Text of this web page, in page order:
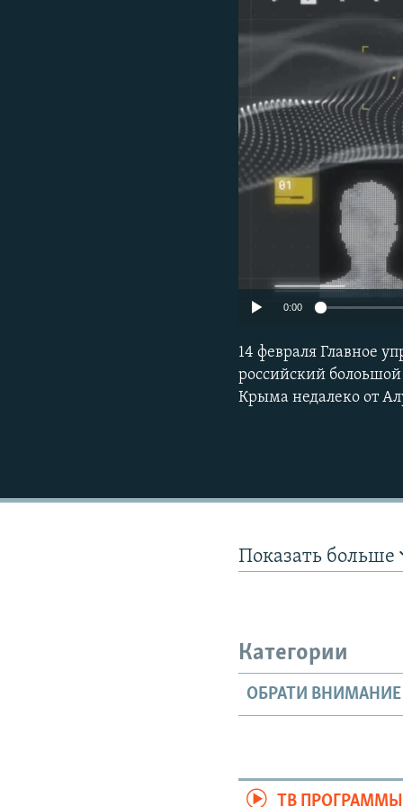
0:00
14 февраля Главное
российский
Крыма недалеко от
Показать больше
Категории
ОБРАТИ ВНИМАНИЕ
ТВ ПРОГРАММЫ